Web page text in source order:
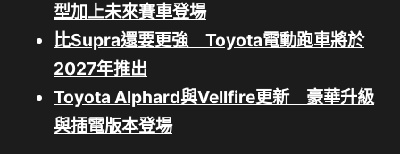
型加上未來賽車登場
比Supra還要更強 Toyota電動跑車將於
2027年推出
Toyota Alphard與Vellfire更新 豪華升級
與插電版本登場